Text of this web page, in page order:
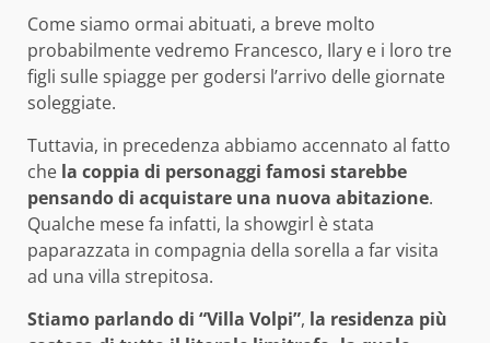
Come siamo ormai abituati, a breve molto
probabilmente vedremo Francesco, Ilary e i loro tre
figli sulle spiagge per godersi l’arrivo delle giornate
soleggiate.
Tuttavia, in precedenza abbiamo accennato al fatto
che la coppia di personaggi famosi starebbe
pensando di acquistare una nuova abitazione.
Qualche mese fa infatti, la showgirl è stata
paparazzata in compagnia della sorella a far visita
ad una villa strepitosa.
Stiamo parlando di “Villa Volpi”, la residenza più